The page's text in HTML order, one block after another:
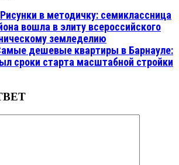
Рисунки в методичку: семиклассница
вошла в элиту всероссийского
земледелию
дешевые квартиры в Барнауле:
сроки старта масштабной стройки